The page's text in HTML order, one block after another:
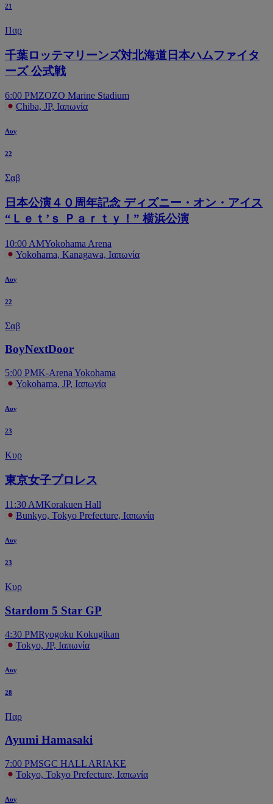
21
Παρ
千葉ロッテマリーンズ対北海道日本ハムファイタ
ーズ 公式戦
6:00 PMZOZO Marine Stadium
Chiba, JP, Ιαπωνία
Αυγ
22
Σαβ
日本公演４０周年記念 ディズニー・オン・アイス
“Ｌｅｔ’ｓ Ｐａｒｔｙ！” 横浜公演
10:00 AMYokohama Arena
Yokohama, Kanagawa, Ιαπωνία
Αυγ
22
Σαβ
BoyNextDoor
5:00 PMK-Arena Yokohama
Yokohama, JP, Ιαπωνία
Αυγ
23
Κυρ
東京女子プロレス
11:30 AMKorakuen Hall
Bunkyo, Tokyo Prefecture, Ιαπωνία
Αυγ
23
Κυρ
Stardom 5 Star GP
4:30 PMRyogoku Kokugikan
Tokyo, JP, Ιαπωνία
Αυγ
28
Παρ
Ayumi Hamasaki
7:00 PMSGC HALL ARIAKE
Tokyo, Tokyo Prefecture, Ιαπωνία
Αυγ